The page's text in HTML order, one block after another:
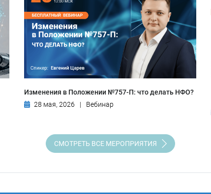
Изменения в Положении №757-П: что делать НФО?
28 мая, 2026
| Вебинар
СМОТРЕТЬ ВСЕ МЕРОПРИЯТИЯ